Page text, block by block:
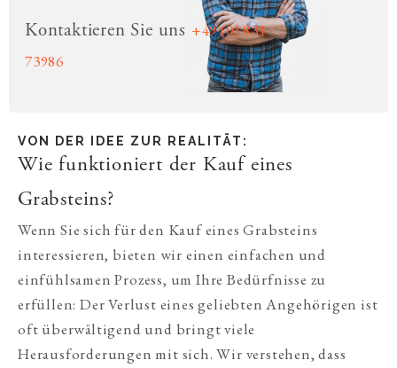
Kontaktieren Sie uns +49 (0) 831
73986
VON DER IDEE ZUR REALITÄT:
Wie funktioniert der Kauf eines
Grabsteins?
Wenn Sie sich für den Kauf eines Grabsteins
interessieren, bieten wir einen einfachen und
einfühlsamen Prozess, um Ihre Bedürfnisse zu
erfüllen: Der Verlust eines geliebten Angehörigen ist
oft überwältigend und bringt viele
Herausforderungen mit sich. Wir verstehen, dass